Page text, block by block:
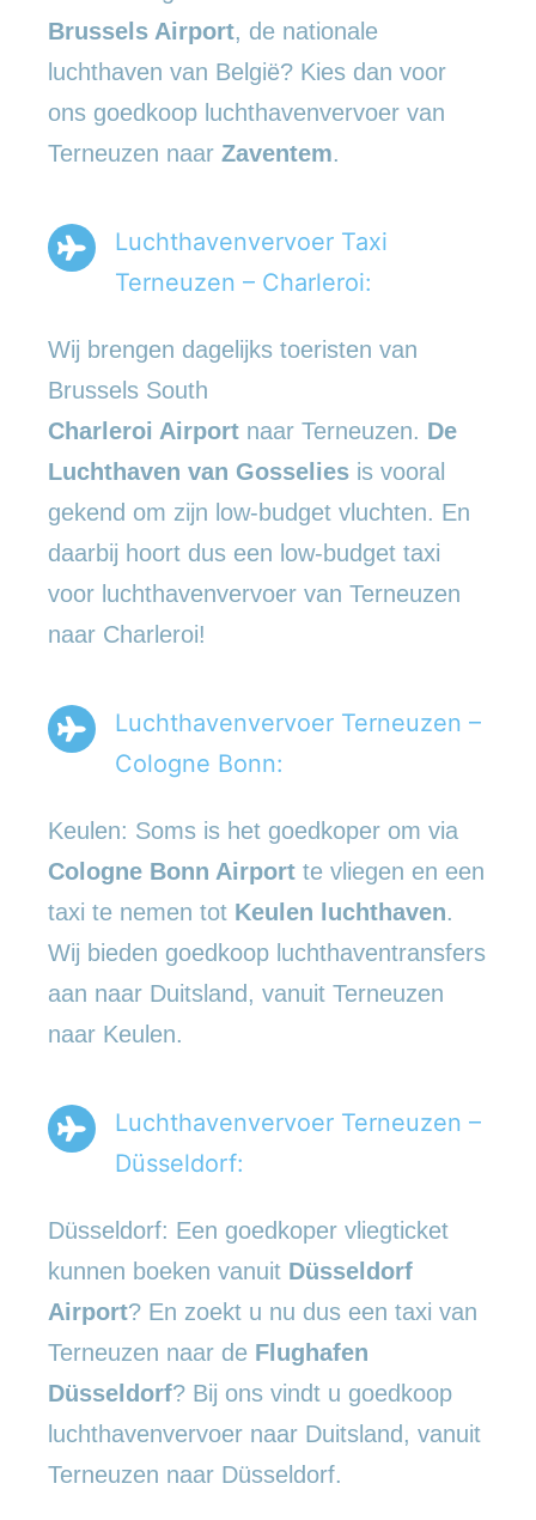
Brussels Airport, de nationale
luchthaven van België? Kies dan voor
ons goedkoop luchthavenvervoer van
Terneuzen naar Zaventem.
Luchthavenvervoer Taxi
Terneuzen – Charleroi:
Wij brengen dagelijks toeristen van
Brussels South
Charleroi Airport naar Terneuzen. De
Luchthaven van Gosselies is vooral
gekend om zijn low-budget vluchten. En
daarbij hoort dus een low-budget taxi
voor luchthavenvervoer van Terneuzen
naar Charleroi!
Luchthavenvervoer Terneuzen –
Cologne Bonn:
Keulen: Soms is het goedkoper om via
Cologne Bonn Airport te vliegen en een
taxi te nemen tot Keulen luchthaven.
Wij bieden goedkoop luchthaventransfers
aan naar Duitsland, vanuit Terneuzen
naar Keulen.
Luchthavenvervoer Terneuzen –
Düsseldorf:
Düsseldorf: Een goedkoper vliegticket
kunnen boeken vanuit Düsseldorf
Airport? En zoekt u nu dus een taxi van
Terneuzen naar de Flughafen
Düsseldorf? Bij ons vindt u goedkoop
luchthavenvervoer naar Duitsland, vanuit
Terneuzen naar Düsseldorf.